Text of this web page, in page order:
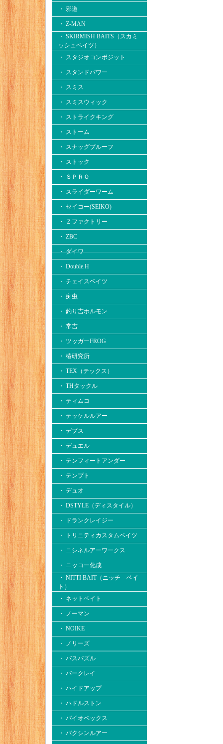
・ 邪道
・ Z-MAN
・ SKIRMISH BAITS（スカミ
ッシュベイツ）
・ スタジオコンポジット
・ スタンドパワー
・ スミス
・ スミスウィック
・ ストライクキング
・ ストーム
・ スナッグプルーフ
・ ストック
・ ＳＰＲＯ
・ スライダーワーム
・ セイコー(SEIKO)
・ Ｚファクトリー
・ ZBC
・ ダイワ
・ Double.H
・ チェイスベイツ
・ 痴虫
・ 釣り吉ホルモン
・ 常吉
・ ツッガーFROG
・ 椿研究所
・ TEX（テックス）
・ THタックル
・ ティムコ
・ テッケルルアー
・ デプス
・ デュエル
・ テンフィートアンダー
・ テンプト
・ デュオ
・ DSTYLE（ディスタイル）
・ ドランクレイジー
・ トリニティカスタムベイツ
・ ニシネルアーワークス
・ ニッコー化成
・ NITTI BAIT（ニッチ ベイ
ト）
・ ネットベイト
・ ノーマン
・ NOIKE
・ ノリーズ
・ バスパズル
・ バークレイ
・ ハイドアップ
・ ハドルストン
・ バイオベックス
・ バクシンルアー